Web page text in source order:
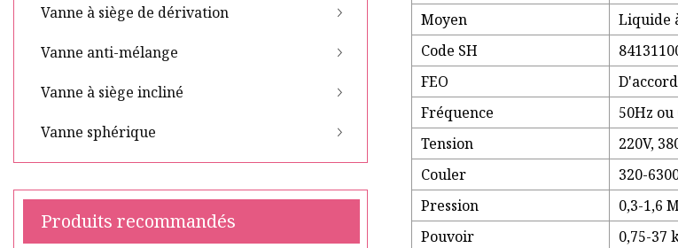
Vanne à siège de dérivation
Vanne anti-mélange
Vanne à siège incliné
Vanne sphérique
Produits recommandés
Moyen
Liquide
Code SH
FEO
D'accord
Fréquence
50Hz ou
Tension
220V,
Couler
320-
Pression
0,3-1,6
Pouvoir
0,75-37